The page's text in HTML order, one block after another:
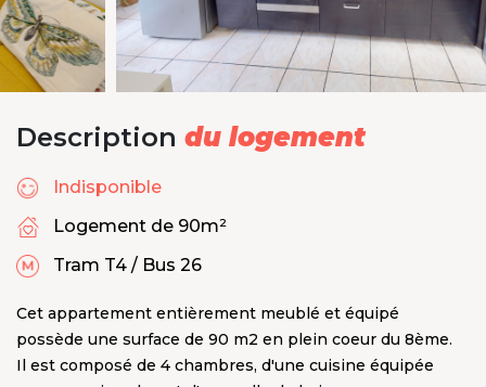
Description du logement
Indisponible
Logement de 90m²
Tram T4 / Bus 26
Cet appartement entièrement meublé et équipé
possède une surface de 90 m2 en plein coeur du 8ème.
Il est composé de 4 chambres, d'une cuisine équipée